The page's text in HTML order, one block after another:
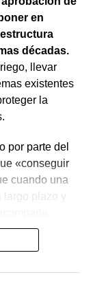
en
décadas.
llevar
existentes
la
por parte del
«conseguir
cuando una
plazo y
un proyecto
visión de
millones.